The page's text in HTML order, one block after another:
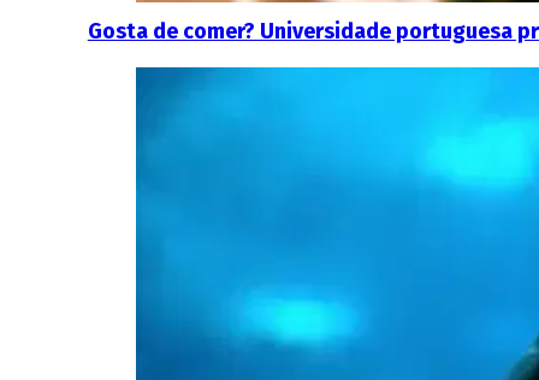
Gosta de comer? Universidade portuguesa